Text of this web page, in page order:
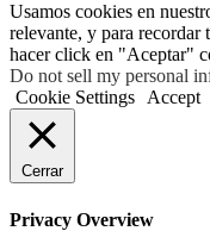
Usamos cookies en
relevante, y para recordar
hacer click en "Aceptar"
Do not sell my personal
Cookie Settings Accept
Cerrar
Privacy Overview